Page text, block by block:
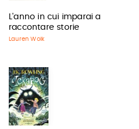
L'anno in cui imparai a
raccontare storie
Lauren Wolk